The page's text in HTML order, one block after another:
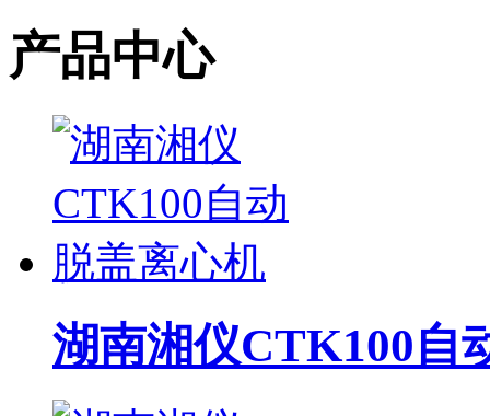
产品中心
湖南湘仪CTK100自